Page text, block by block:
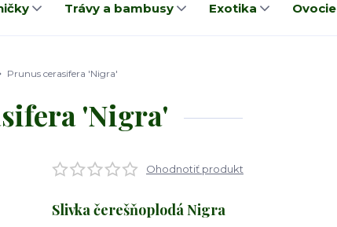
Trávy a bambusy Exotika Ovocie
Prunus cerasifera 'Nigra'
'Nigra'
Ohodnotiť produkt
Slivka čerešňoplodá Nigra